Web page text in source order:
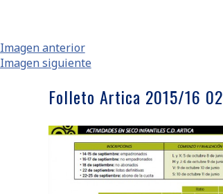
Imagen anterior
Imagen siguiente
Folleto Artica 2015/16 02